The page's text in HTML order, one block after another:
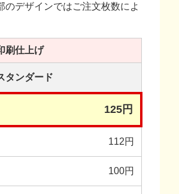
デザインではご注文枚数によ
刷仕上げ
タンダード
125円
112円
100円